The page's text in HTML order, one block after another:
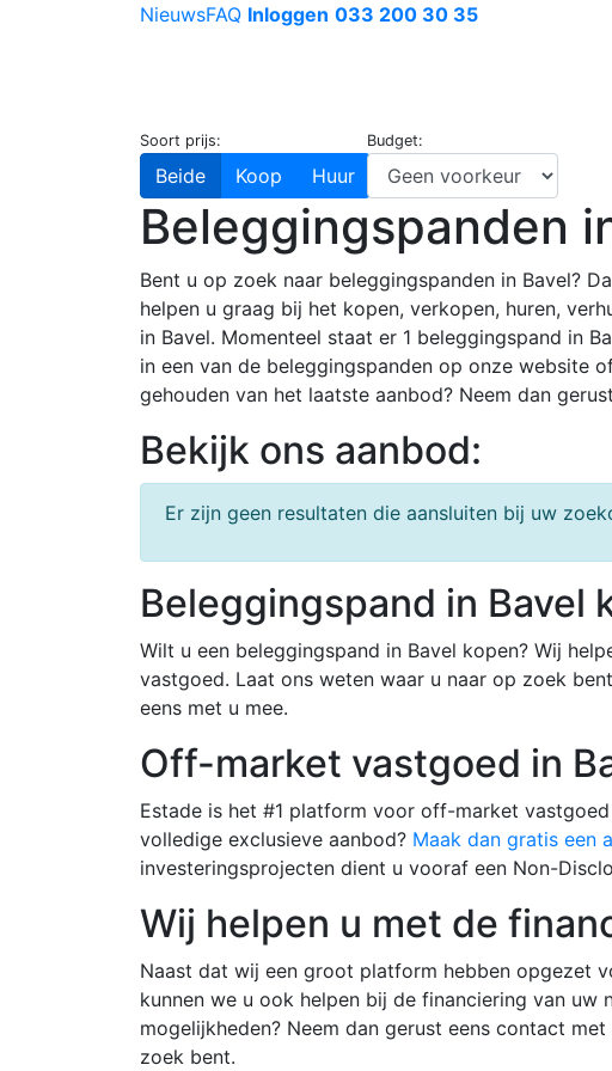
NieuwsFAQ Inloggen 033 200 30 35
Soort prijs:
Beide Koop Huur
Budget:
Beleggingspanden
Bent u op zoek naar beleggingspanden in Bavel?
helpen u graag bij het kopen, verkopen, huren,
in Bavel. Momenteel staat er 1 beleggingspand in
in een van de beleggingspanden op onze website
gehouden van het laatste aanbod? Neem dan
Bekijk ons aanbod:
Er zijn geen resultaten die aansluiten bij uw
Beleggingspand in Bavel
Wilt u een beleggingspand in Bavel kopen? Wij
vastgoed. Laat ons weten waar u naar op zoek
eens met u mee.
Off-market vastgoed in
Estade is het #1 platform voor off-market
volledige exclusieve aanbod? Maak dan gratis een
investeringsprojecten dient u vooraf een Non-
Wij helpen u met de
Naast dat wij een groot platform hebben opgezet
kunnen we u ook helpen bij de financiering van uw
mogelijkheden? Neem dan gerust eens contact
zoek bent.